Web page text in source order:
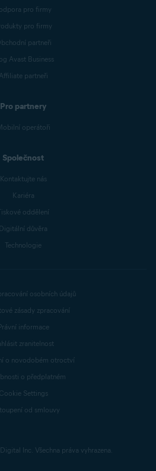
pro firmy
pro firmy
partneři
Avast Business
Affiliate partneři
Pro partnery
operátoři
Společnost
Kontaktujte nás
Kariéra
oddělení
Digitální důvěra
Technologie
Inc. Všechna práva vyhrazena.
osobních údajů
zásady zpracování
informace
zranitelnost
o novodobém otroctví
o předplatném
Cookie Settings
od smlouvy